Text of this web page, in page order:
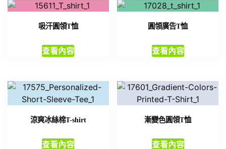
吸汗圓領T恤
查看內容
圓領廣告T恤
查看內容
涼爽冰絲棉T-shirt
查看內容
漸變色圓領T恤
查看內容